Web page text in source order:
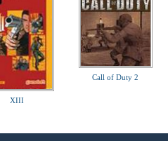
XIII
Call of Duty 2